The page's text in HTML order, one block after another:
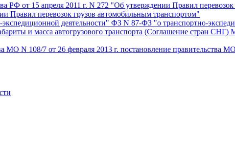
РФ от 15 апреля 2011 г. N 272 "Об утверждении Правил
Правил перевозок грузов автомобильным транспортом"
деятельности" ФЗ N 87-ФЗ "о транспортно-
и масса автогрузового транспорта (Соглашение стран
МО N 108/7 от 26 февраля 2013 г. постановление правительства